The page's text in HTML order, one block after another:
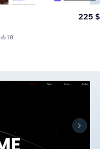
225 $
18